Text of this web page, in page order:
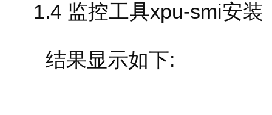
1.4 监控工具xpu-smi安装
结果显示如下: